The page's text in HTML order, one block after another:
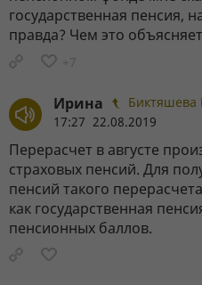
государственная пенсия,
правда? Чем это
+7
Ирина
Биктяшева
17:27 22.08.2019
Перерасчет в августе
страховых пенсий. Для
пенсий такого
как государственная
пенсионных баллов.